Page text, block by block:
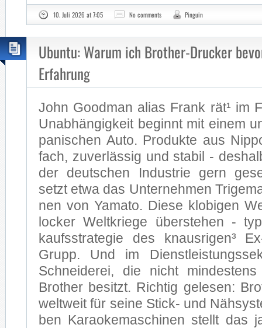
10. Juli 2026 at 7:05 No comments Pinguin
Ubuntu: Warum ich Brother-Drucker
Erfahrung
John Good­man ali­as Frank rä­t¹ im
Un­ab­hän­gig­keit be­ginnt mit ei­nem
pa­ni­schen Au­to. Pro­duk­te aus
fach, zu­ver­läs­sig und sta­bil -
der deut­schen In­dus­trie gern
setzt et­wa das Un­ter­neh­men
nen von Ya­ma­to. Die­se klo­bi­gen
lo­cker Welt­krie­ge über­ste­hen -
kaufs­stra­te­gie des knaus­ri­gen³
Grupp. Und im
Schnei­de­rei, die nicht
Brot­her be­sitzt. Rich­tig ge­le­sen:
welt­weit für sei­ne Stick- und
ben Ka­rao­ke­ma­schi­nen stellt das